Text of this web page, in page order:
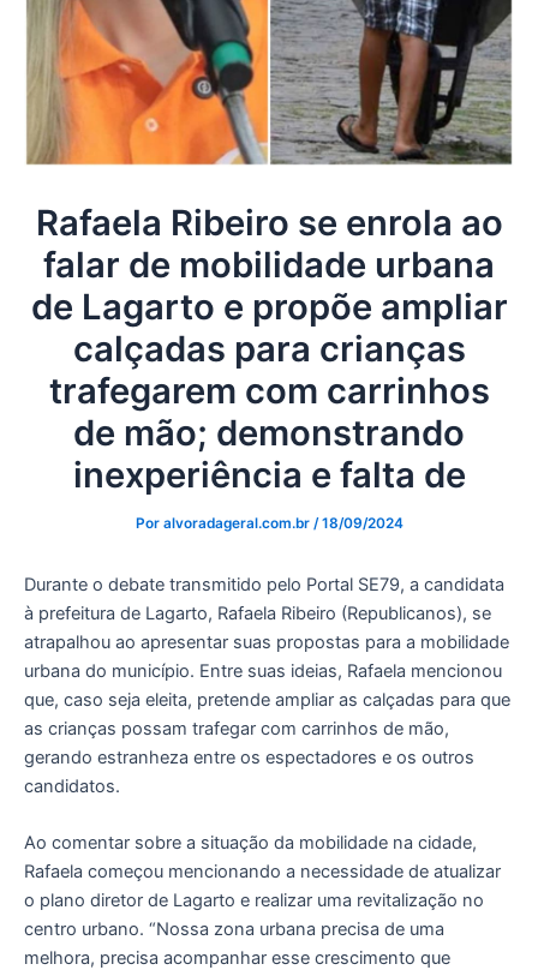
Rafaela Ribeiro se enrola ao
falar de mobilidade urbana
de Lagarto e propõe ampliar
calçadas para crianças
trafegarem com carrinhos
de mão; demonstrando
inexperiência e falta de
Por alvoradageral.com.br /18/09/2024
Durante o debate transmitido pelo Portal SE79, a candidata
à prefeitura de Lagarto, Rafaela Ribeiro (Republicanos), se
atrapalhou ao apresentar suas propostas para a mobilidade
urbana do município. Entre suas ideias, Rafaela mencionou
que, caso seja eleita, pretende ampliar as calçadas para que
as crianças possam trafegar com carrinhos de mão,
gerando estranheza entre os espectadores e os outros
candidatos.
Ao comentar sobre a situação da mobilidade na cidade,
Rafaela começou mencionando a necessidade de atualizar
o plano diretor de Lagarto e realizar uma revitalização no
centro urbano. “Nossa zona urbana precisa de uma
melhora, precisa acompanhar esse crescimento que